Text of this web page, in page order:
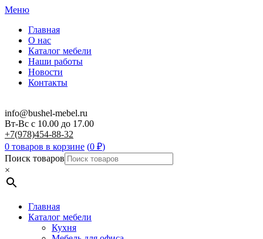
Меню
Главная
О нас
Каталог мебели
Наши работы
Новости
Контакты
info@bushel-mebel.ru
Вт-Вс c 10.00 до 17.00
+7(978)454-88-32
0 товаров в корзине (0 ₽)
Поиск товаров
×
Главная
Каталог мебели
Кухня